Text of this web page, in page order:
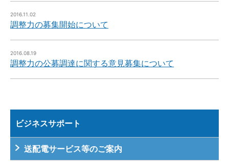
2016.11.02
調整力の募集開始について
2016.08.19
調整力の公募調達に関する意見募集について
ビジネスサポート
送配電サービス等のご案内